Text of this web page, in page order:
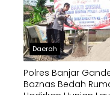
Daerah
Polres Banjar
Baznas Bedah